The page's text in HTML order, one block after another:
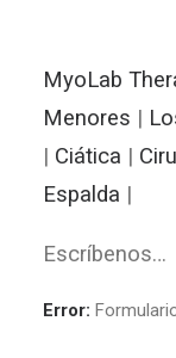
MyoLab
Menores |
| Ciática |
Espalda |
Escríbenos…
Error: